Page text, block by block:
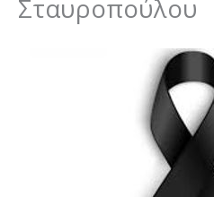
Σταυροπούλου